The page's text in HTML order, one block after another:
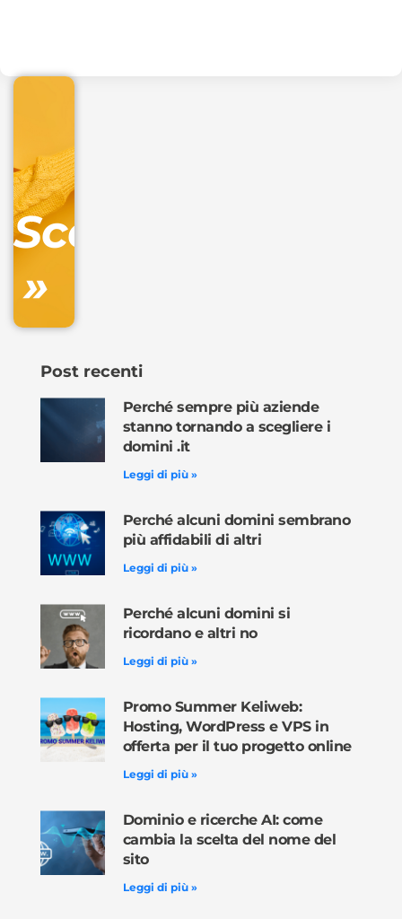
Scopri
»
Post recenti
Perché sempre più aziende
stanno tornando a scegliere i
domini .it
Leggi di più »
Perché alcuni domini sembrano
più affidabili di altri
Leggi di più »
Perché alcuni domini si
ricordano e altri no
Leggi di più »
Promo Summer Keliweb:
Hosting, WordPress e VPS in
offerta per il tuo progetto online
Leggi di più »
Dominio e ricerche AI: come
cambia la scelta del nome del
sito
Leggi di più »